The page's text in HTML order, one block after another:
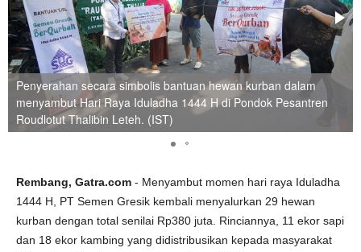
Penyerahan secara simbolis bantuan hewan kurban dalam
menyambut Hari Raya Iduladha 1444 H di Pondok Pesantren
Roudlotut Thalibin Leteh. (IST)
Rembang, Gatra.com - Menyambut momen hari raya Iduladha
1444 H, PT Semen Gresik kembali menyalurkan 29 hewan
kurban dengan total senilai Rp380 juta. Rinciannya, 11 ekor sapi
dan 18 ekor kambing yang didistribusikan kepada masyarakat